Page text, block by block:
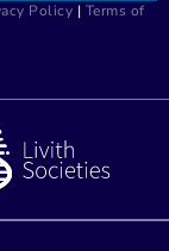
Policy | Terms of